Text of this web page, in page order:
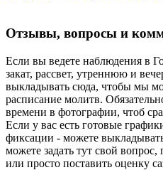
Отзывы, вопросы и
Если вы ведете наблюдения в
закат, рассвет, утреннюю и
выкладывать сюда, чтобы мы
расписание молитв.
времени в фотографии, чтоб
Если у вас есть готовые
фиксации - можете
можете задать тут свой
или просто поставить оценку